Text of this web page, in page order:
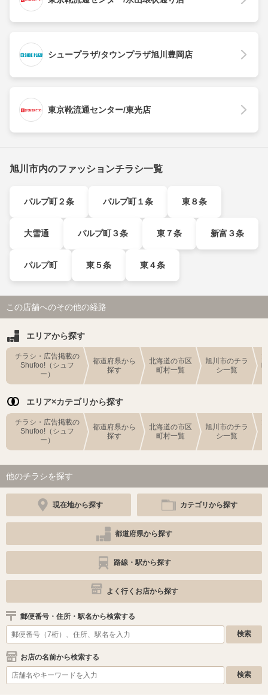
シュープラザ/タウンプラザ旭川豊岡店
東京靴流通センター/東光店
旭川市内のファッションチラシ一覧
パルプ町２条 パルプ町１条 東８条
大雪通 パルプ町３条 東７条 新富３条
パルプ町 東５条 東４条
この店舗へのその他の経路
エリアから探す
チラシ・広告掲載の
Shufoo!（シュフ
ー）
都道府県から
探す
北海道の市区
町村一覧
旭川市のチラ
シ一覧
エリア×カテゴリから探す
チラシ・広告掲載の
Shufoo!（シュフ
ー）
都道府県から
探す
北海道の市区
町村一覧
旭川市のチラ
シ一覧
他のチラシを探す
現在地から探す カテゴリから探す
都道府県から探す
路線・駅から探す
よく行くお店から探す
郵便番号・住所・駅名から検索する
お店の名前から検索する